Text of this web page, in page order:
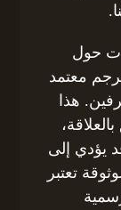
حول
معتمد
هذا
يؤدي إلى
تعتبر